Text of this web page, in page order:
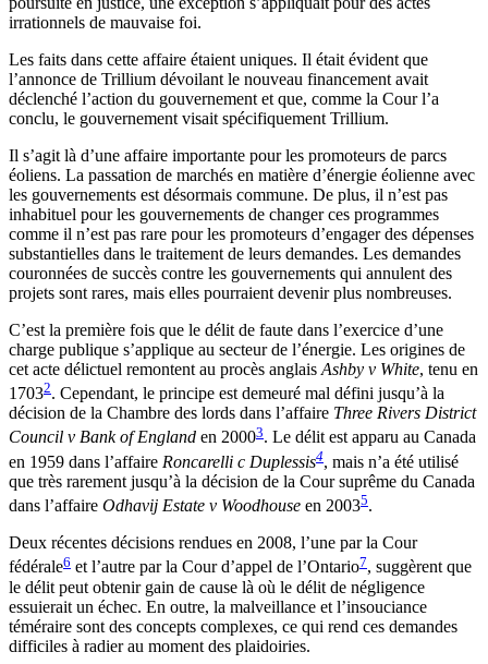
irrationnels de mauvaise foi.
Les faits dans cette affaire étaient uniques. Il était évident que
l’annonce de Trillium dévoilant le nouveau financement avait
déclenché l’action du gouvernement et que, comme la Cour l’a
conclu, le gouvernement visait spécifiquement Trillium.
Il s’agit là d’une affaire importante pour les promoteurs de parcs
éoliens. La passation de marchés en matière d’énergie éolienne avec
les gouvernements est désormais commune. De plus, il n’est pas
inhabituel pour les gouvernements de changer ces programmes
comme il n’est pas rare pour les promoteurs d’engager des dépenses
substantielles dans le traitement de leurs demandes. Les demandes
couronnées de succès contre les gouvernements qui annulent des
projets sont rares, mais elles pourraient devenir plus nombreuses.
C’est la première fois que le délit de faute dans l’exercice d’une
charge publique s’applique au secteur de l’énergie. Les origines de
cet acte délictuel remontent au procès anglais Ashby v White, tenu en
17032. Cependant, le principe est demeuré mal défini jusqu’à la
décision de la Chambre des lords dans l’affaire Three Rivers District
Council v Bank of England en 20003. Le délit est apparu au Canada
en 1959 dans l’affaire Roncarelli c Duplessis4, mais n’a été utilisé
que très rarement jusqu’à la décision de la Cour suprême du Canada
dans l’affaire Odhavij Estate v Woodhouse en 20035.
Deux récentes décisions rendues en 2008, l’une par la Cour
fédérale6 et l’autre par la Cour d’appel de l’Ontario7, suggèrent que
le délit peut obtenir gain de cause là où le délit de négligence
essuierait un échec. En outre, la malveillance et l’insouciance
téméraire sont des concepts complexes, ce qui rend ces demandes
difficiles à radier au moment des plaidoiries.